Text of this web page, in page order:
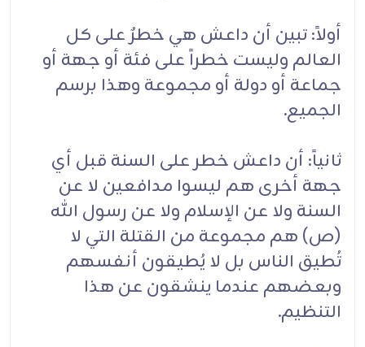
أولاً: تبين أن داعش هي خطرٌ على كل
العالم وليست خطراً على فئة أو جهة أو
جماعة أو دولة أو مجموعة وهذا برسم
الجميع.
ثانياً: أن داعش خطر على السنة قبل أي
جهة أخرى هم ليسوا مدافعين لا عن
السنة ولا عن الإسلام ولا عن رسول الله
(ص) هم مجموعة من القتلة التي لا
تُطيق الناس بل لا يُطيقون أنفسهم
وبعضهم عندما ينشقون عن هذا
التنظيم.